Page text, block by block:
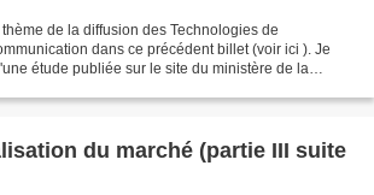
de la diffusion des Technologies de
dans ce précédent billet (voir ici ). Je
étude publiée sur le site du ministère de la
du marché (partie III suite